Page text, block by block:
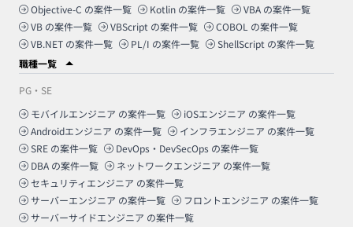
Objective-C の案件一覧 Kotlin の案件一覧 VBA の案件一覧
VB の案件一覧 VBScript の案件一覧 COBOL の案件一覧
VB.NET の案件一覧 PL/I の案件一覧 ShellScript の案件一覧
職種一覧
PG・SE
モバイルエンジニア の案件一覧 iOSエンジニア の案件一覧
Androidエンジニア の案件一覧 インフラエンジニア の案件一覧
SRE の案件一覧 DevOps・DevSecOps の案件一覧
DBA の案件一覧 ネットワークエンジニア の案件一覧
セキュリティエンジニア の案件一覧
サーバーエンジニア の案件一覧 フロントエンジニア の案件一覧
サーバーサイドエンジニア の案件一覧